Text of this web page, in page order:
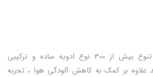
فروشگاه مهاراجه با تنوع بیش از 300 نوع ادویه ساده و ترکیبی
علاوه بر کمک به کاهش آلودگی هوا ، تجربه